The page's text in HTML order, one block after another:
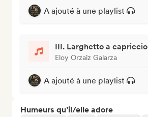
A ajouté à une playlist
III. Larghetto a capriccio
Eloy Orzaiz Galarza
A ajouté à une playlist
Humeurs qu’il/elle adore